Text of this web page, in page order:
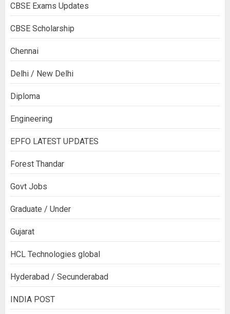
CBSE Exams Updates
CBSE Scholarship
Chennai
Delhi / New Delhi
Diploma
Engineering
EPFO LATEST UPDATES
Forest Thandar
Govt Jobs
Graduate / Under
Gujarat
HCL Technologies global
Hyderabad / Secunderabad
INDIA POST